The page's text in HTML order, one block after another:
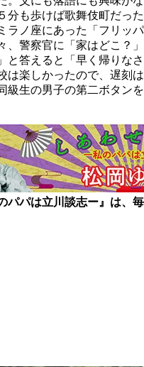
分も歩けば歌舞伎町だった
ラノ座にあった「フリッパ
警察官に「家はどこ？」
と答えると「早く帰りなさ
は楽しかったので、遅刻は
級生の男子の第二ボタンを
パパは立川談志ー』は、毎